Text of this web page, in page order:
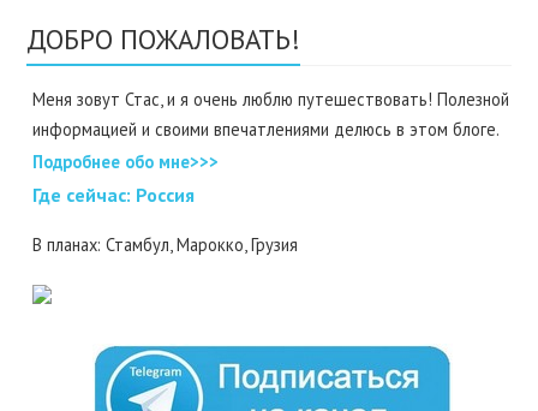
ДОБРО ПОЖАЛОВАТЬ!
Меня зовут Стас, и я очень люблю путешествовать! Полезной
информацией и своими впечатлениями делюсь в этом блоге.
Подробнее обо мне>>>
Где cейчас: Россия
В планах: Стамбул, Марокко, Грузия